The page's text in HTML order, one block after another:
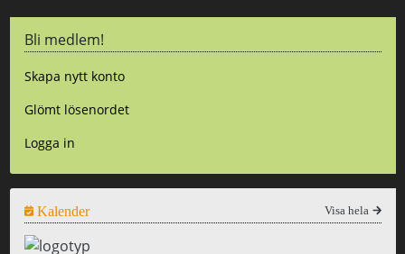
Bli medlem!
Skapa nytt konto
Glömt lösenordet
Logga in
Kalender Visa hela